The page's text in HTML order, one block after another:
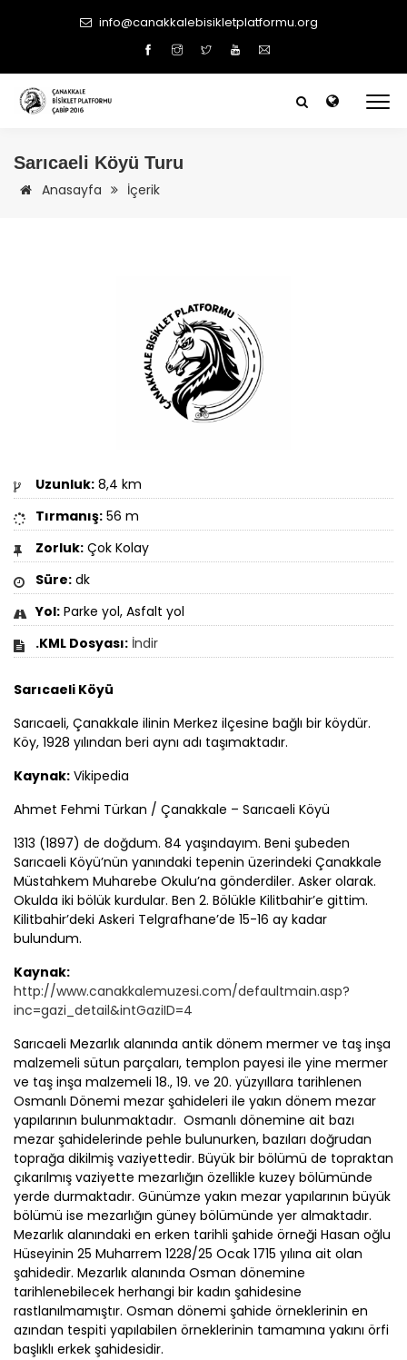
info@canakkalebisikletplatformu.org
Sarıcaeli Köyü Turu
Anasayfa İçerik
Uzunluk: 8,4 km
Tırmanış: 56 m
Zorluk: Çok Kolay
Süre: dk
Yol: Parke yol, Asfalt yol
.KML Dosyası: İndir
Sarıcaeli Köyü
Sarıcaeli, Çanakkale ilinin Merkez ilçesine bağlı bir köydür.
Köy, 1928 yılından beri aynı adı taşımaktadır.
Kaynak: Vikipedia
Ahmet Fehmi Türkan / Çanakkale – Sarıcaeli Köyü
1313 (1897) de doğdum. 84 yaşındayım. Beni şubeden
Sarıcaeli Köyü’nün yanındaki tepenin üzerindeki Çanakkale
Müstahkem Muharebe Okulu’na gönderdiler. Asker olarak.
Okulda iki bölük kurdular. Ben 2. Bölükle Kilitbahir’e gittim.
Kilitbahir’deki Askeri Telgrafhane’de 15-16 ay kadar
bulundum.
Kaynak:
http://www.canakkalemuzesi.com/defaultmain.asp?
inc=gazi_detail&intGaziID=4
Sarıcaeli Mezarlık alanında antik dönem mermer ve taş inşa
malzemeli sütun parçaları, templon payesi ile yine mermer
ve taş inşa malzemeli 18., 19. ve 20. yüzyıllara tarihlenen
Osmanlı Dönemi mezar şahideleri ile yakın dönem mezar
yapılarının bulunmaktadır. Osmanlı dönemine ait bazı
mezar şahidelerinde pehle bulunurken, bazıları doğrudan
toprağa dikilmiş vaziyettedir. Büyük bir bölümü de topraktan
çıkarılmış vaziyette mezarlığın özellikle kuzey bölümünde
yerde durmaktadır. Günümze yakın mezar yapılarının büyük
bölümü ise mezarlığın güney bölümünde yer almaktadır.
Mezarlık alanındaki en erken tarihli şahide örneği Hasan oğlu
Hüseyinin 25 Muharrem 1228/25 Ocak 1715 yılına ait olan
şahidedir. Mezarlık alanında Osman dönemine
tarihlenebilecek herhangi bir kadın şahidesine
rastlanılmamıştır. Osman dönemi şahide örneklerinin en
azından tespiti yapılabilen örneklerinin tamamına yakını örfi
başlıklı erkek şahidesidir.